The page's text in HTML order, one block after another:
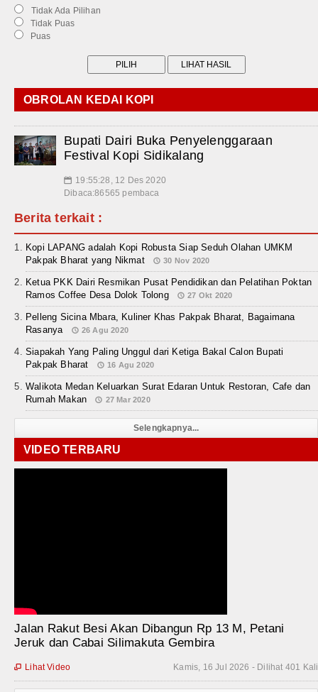
Tidak Ada Pilihan
Tidak Puas
Puas
OBROLAN KEDAI KOPI
Bupati Dairi Buka Penyelenggaraan
Festival Kopi Sidikalang
📅 19:55:28, 12 Des 2020
Dibaca:86565 pembaca
Berita terkait :
Kopi LAPANG adalah Kopi Robusta Siap Seduh Olahan UMKM
Pakpak Bharat yang Nikmat
30 Nov 2020
Ketua PKK Dairi Resmikan Pusat Pendidikan dan Pelatihan Poktan
Ramos Coffee Desa Dolok Tolong
27 Okt 2020
Pelleng Sicina Mbara, Kuliner Khas Pakpak Bharat, Bagaimana
Rasanya
26 Agu 2020
Siapakah Yang Paling Unggul dari Ketiga Bakal Calon Bupati
Pakpak Bharat
16 Agu 2020
Walikota Medan Keluarkan Surat Edaran Untuk Restoran, Cafe dan
Rumah Makan
27 Mar 2020
Selengkapnya...
VIDEO TERBARU
Jalan Rakut Besi Akan Dibangun Rp 13 M, Petani
Jeruk dan Cabai Silimakuta Gembira
Kamis, 16 Jul 2026 - Dilihat 401 Kali
 Lihat Video